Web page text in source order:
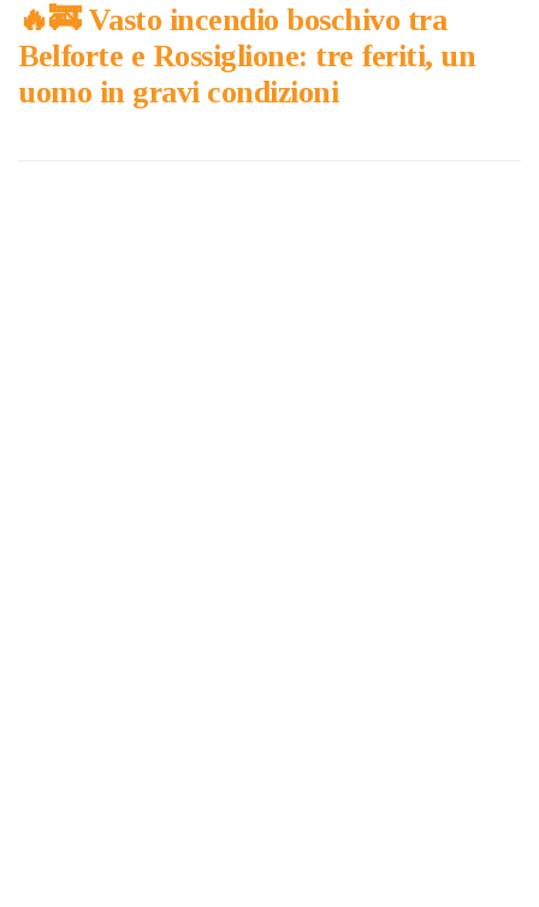
🔥​🚒​ Vasto incendio boschivo tra
Belforte e Rossiglione: tre feriti, un
uomo in gravi condizioni